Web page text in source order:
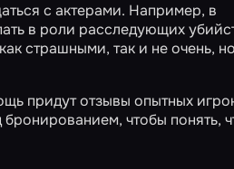
с актерами. Например, в
в роли расследующих
страшными, так и не очень,
придутотзывы опытных
чтобы понять,